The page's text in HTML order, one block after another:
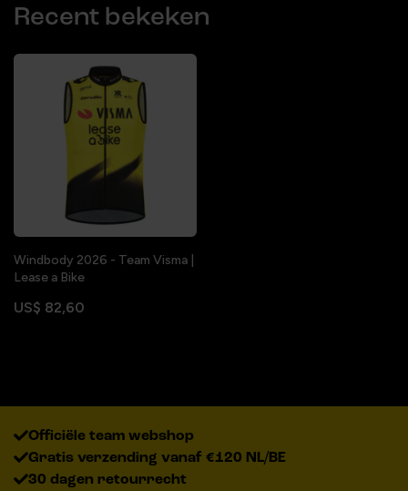
Recent bekeken
Windbody 2026 - Team Visma |
Lease a Bike
US$ 82,60
Officiële team webshop
Gratis verzending vanaf €120 NL/BE
30 dagen retourrecht